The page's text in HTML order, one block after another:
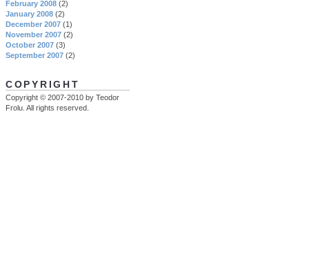
February 2008 (2)
January 2008 (2)
December 2007 (1)
November 2007 (2)
October 2007 (3)
September 2007 (2)
COPYRIGHT
Copyright © 2007-2010 by Teodor
Frolu. All rights reserved.